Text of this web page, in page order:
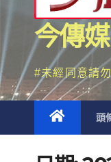
今傳
#未經同意請
頭